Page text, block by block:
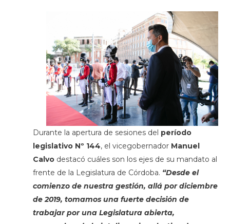
Durante la apertura de sesiones del período
legislativo Nº 144, el vicegobernador Manuel
Calvodestacó cuáles son los ejes de su mandato al
frente de la Legislatura de Córdoba. “Desde el
comienzo de nuestra gestión, allá por diciembre
de 2019, tomamos una fuerte decisión de
trabajar por una Legislatura abierta,